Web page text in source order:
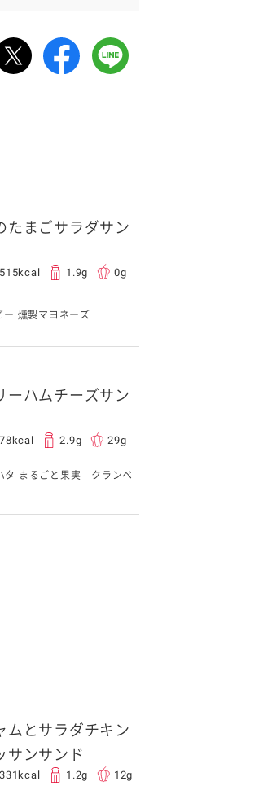
たまごサラダサン
515kcal 1.9g 0g
ー 燻製マヨネーズ
ーハムチーズサン
2.9g 29g
タ まるごと果実 クランベ
ムとサラダチキン
サンサンド
331kcal 1.2g 12g